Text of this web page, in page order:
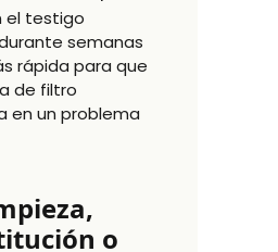
el testigo
semanas
rápida para que
de filtro
en un problema
o